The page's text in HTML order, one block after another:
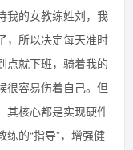
我的女教练姓刘，我
，所以决定每天准时
点就下班，骑着我的
很容易伤着自己。但
其核心都是实现硬件
的“指导”，增强健